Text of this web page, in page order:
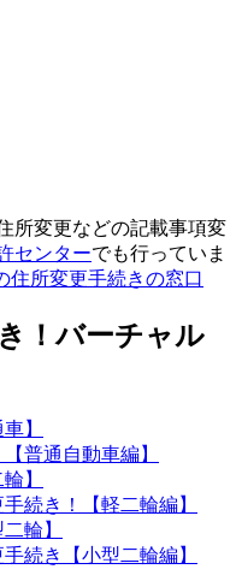
所変更などの記載事項変
センターでも行っていま
住所変更手続きの窓口
！バーチャル
】
】
輪】